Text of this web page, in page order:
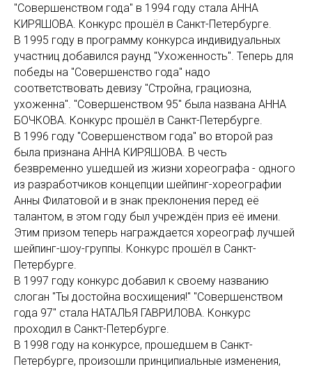
"Совершенством года" в 1994 году стала АННА
КИРЯШОВА. Конкурс прошёл в Санкт-Петербурге.
В 1995 году в программу конкурса индивидуальных
участниц добавился раунд "Ухоженность". Теперь для
победы на "Совершенство года" надо
соответствовать девизу "Стройна, грациозна,
ухоженна". "Совершенством 95" была названа АННА
БОЧКОВА. Конкурс прошёл в Санкт-Петербурге.
В 1996 году "Совершенством года" во второй раз
была признана АННА КИРЯШОВА. В честь
безвременно ушедшей из жизни хореографа - одного
из разработчиков концепции шейпинг-хореографии
Анны Филатовой и в знак преклонения перед её
талантом, в этом году был учреждён приз её имени.
Этим призом теперь награждается хореограф лучшей
шейпинг-шоу-группы. Конкурс прошёл в Санкт-
Петербурге.
В 1997 году конкурс добавил к своему названию
слоган "Ты достойна восхищения!" "Совершенством
года 97" стала НАТАЛЬЯ ГАВРИЛОВА. Конкурс
проходил в Санкт-Петербурге.
В 1998 году на конкурсе, прошедшем в Санкт-
Петербурге, произошли принципиальные изменения,